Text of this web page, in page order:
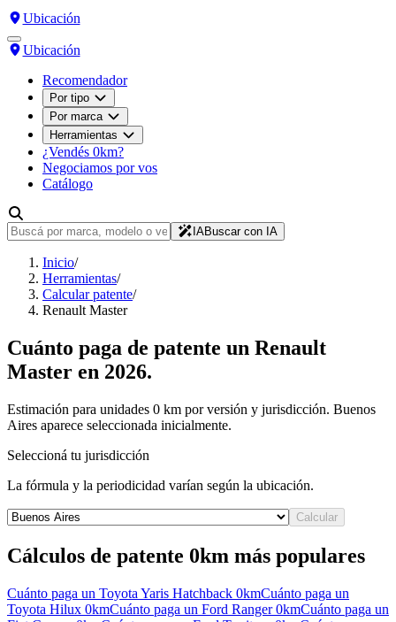
Ubicación
Ubicación
Recomendador
Por tipo
Por marca
Herramientas
¿Vendés 0km?
Negociamos por vos
Catálogo
IABuscar con IA
Inicio/
Herramientas/
Calcular patente/
Renault Master
Cuánto paga de patente un Renault
Master en 2026.
Estimación para unidades 0 km por versión y jurisdicción. Buenos
Aires aparece seleccionada inicialmente.
Seleccioná tu jurisdicción
La fórmula y la periodicidad varían según la ubicación.
Calcular
Cálculos de patente 0km más populares
Cuánto paga un Toyota Yaris Hatchback 0kmCuánto paga un
Toyota Hilux 0kmCuánto paga un Ford Ranger0kmCuánto paga un